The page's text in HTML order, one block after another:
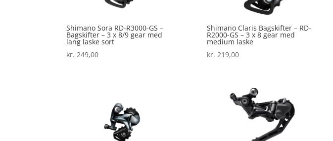
Shimano Sora RD-R3000-GS –
Bagskifter – 3 x 8/9 gear med
lang laske sort
kr. 249,00
Shimano Claris Bagskifter – RD-
R2000-GS – 3 x 8 gear med
medium laske
kr. 219,00